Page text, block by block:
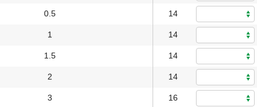
0.5 14
1 14
1.5 14
2 14
3 16